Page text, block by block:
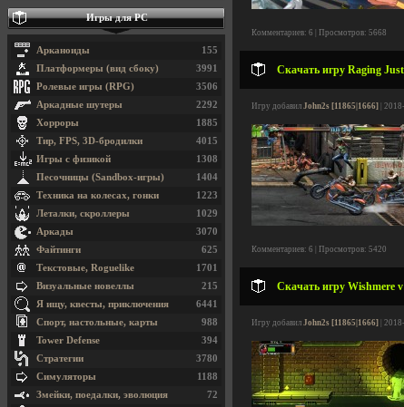
Комментариев: 6 | Просмотров: 5668
Скачать игру Raging
Игру добавил John2s [11865|1666] |
Комментариев: 6 | Просмотров: 5420
Скачать игру Wishmere
Игру добавил John2s [11865|1666] |
Игры для PC
155
Арканоиды
3991
Платформеры (вид сбоку)
3506
Ролевые игры (RPG)
2292
Аркадные шутеры
1885
Хорроры
4015
Тир, FPS, 3D-бродилки
1308
Игры с физикой
1404
Песочницы (Sandbox-игры)
1223
Техника на колесах, гонки
1029
Леталки, скроллеры
3070
Аркады
625
Файтинги
1701
Текстовые, Roguelike
215
Визуальные новеллы
6441
Я ищу, квесты, приключения
988
Спорт, настольные, карты
394
Tower Defense
3780
Стратегии
1188
Симуляторы
72
Змейки, поедалки, эволюция